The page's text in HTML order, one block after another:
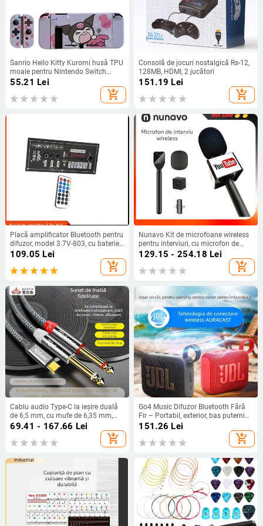
Sanrio Hello Kitty Kuromi husă TPU
moale pentru Nintendo Switch
OLED, roz
55.21 Lei
add_shopping_cart
Consolă de jocuri nostalgică Rs-12,
128MB, HDMI, 2 jucători
151.19 Lei
add_shopping_cart
Placă amplificator Bluetooth pentru
difuzor, model 3.7V-803, cu baterie
litiu reîncărcabilă pentru proiect DIY
109.05 Lei
add_shopping_cart
Nunavo Kit de microfoane wireless
pentru interviuri, cu microfon de
mână, protecție anti-vânt și cablu
de încărcare — Model U5-cfmkf-nv,
pentru telefoane
129.15 - 254.18 Lei
add_shopping_cart
Cablu audio Type-C la ieșire duală
de 6,5 mm, cu mufe de 6,35 mm,
pentru orgă electronică și mixer de
69.41 - 167.66 Lei
add_shopping_cart
Go4 Music Difuzor Bluetooth Fără
Fir – Portabil, exterior, bas puternic;
Bluetooth 5.3, IPX9, baterie
100Hz-20kHz
151.26 Lei
add_shopping_cart